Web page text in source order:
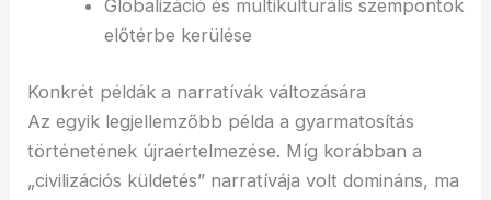
Globalizáció és multikulturális szempontok
előtérbe kerülése
Konkrét példák a narratívák változására
Az egyik legjellemzőbb példa a gyarmatosítás
történetének újraértelmezése. Míg korábban a
„civilizációs küldetés” narratívája volt domináns, ma